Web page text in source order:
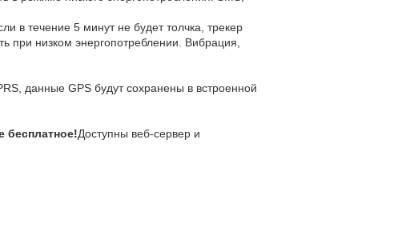
в течение 5 минут не будет толчка, трекер
при низком энергопотреблении. Вибрация,
данные GPS будут сохранены в встроенной
бесплатное!Доступны веб-сервер и